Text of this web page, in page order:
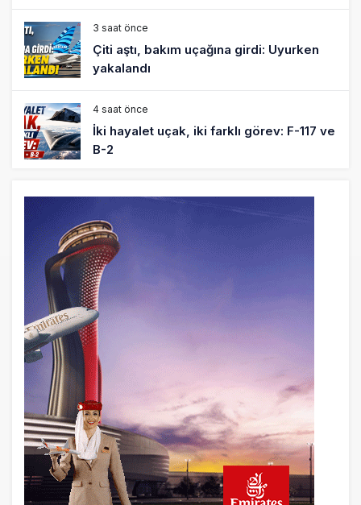
3 saat önce
Çiti aştı, bakım uçağına girdi: Uyurken
yakalandı
4 saat önce
İki hayalet uçak, iki farklı görev: F-117 ve
B-2
THY ve Pegasus Dünyanın En Değerli
Havayolları Arasında
6 saat önce
Fly Baghdad ABD yaptırım listesinden
çıkarıldı
7 saat önce
Elektrikli uçaklar Avrupa’da kısa rotalara
hazırlanıyor
8 saat önce
Trump’ı taşıyan Marine One, yolcu
uçağına fazla yaklaştı